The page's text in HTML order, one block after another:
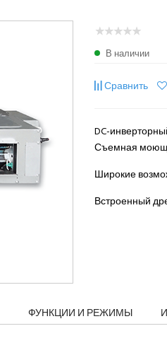
В наличии
Сравнить
DC-
Съемная
Широкие
Встроенный
ФУНКЦИИ И РЕЖИМЫ